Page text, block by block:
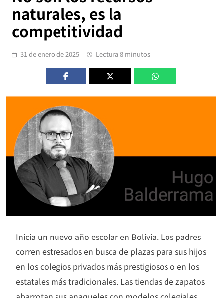
naturales, es la
competitividad
31 de enero de 2025 Lectura 8 minutos
Inicia un nuevo año escolar en Bolivia. Los padres
corren estresados en busca de plazas para sus hijos
en los colegios privados más prestigiosos o en los
estatales más tradicionales. Las tiendas de zapatos